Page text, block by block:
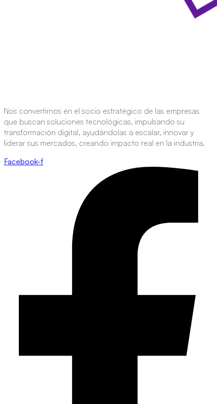
Nos convertirnos en el socio estratégico de las empresas
que buscan soluciones tecnológicas, impulsando su
transformación digital, ayudándolas a escalar, innovar y
liderar sus mercados, creando impacto real en la industria.
Facebook-f